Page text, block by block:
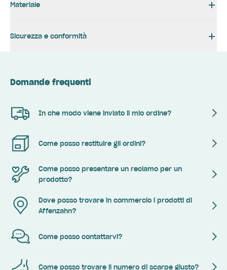
Materiale
Sicurezza e conformità
Domande frequenti
In che modo viene inviato il mio ordine?
Come posso restituire gli ordini?
Come posso presentare un reclamo per un
prodotto?
Dove posso trovare in commercio i prodotti di
Affenzahn?
Come posso contattarvi?
Come posso trovare il numero di scarpe giusto?